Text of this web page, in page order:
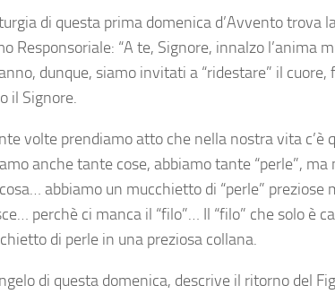
di questa prima domenica d’Avvento trova
Responsoriale: “A te, Signore, innalzo l’anima
dunque, siamo invitati a “ridestare” il
il Signore.
volte prendiamo atto che nella nostra vita c’è
anche tante cose, abbiamo tante “perle”,
abbiamo un mucchietto di “perle” preziose
perchè ci manca il “filo”… Il “filo” che solo è
di perle in una preziosa collana.
di questa domenica, descrive il ritorno del